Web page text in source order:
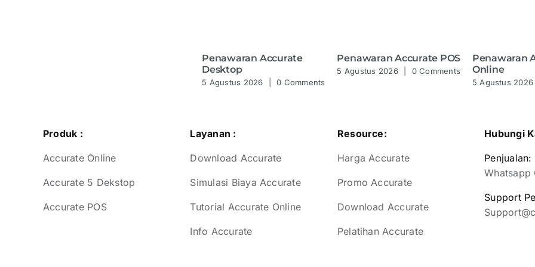
Penawaran Accurate
Desktop
5 Agustus 2026 0 Comments
Penawaran Accurate POS
5 Agustus 2026 0 Comments
Penawaran
Online
5 Agustus 2026
Produk :
Accurate Online
Accurate 5 Dekstop
Accurate POS
Layanan :
Download Accurate
Simulasi Biaya Accurate
Tutorial Accurate Online
Info Accurate
Resource:
Harga Accurate
Promo Accurate
Download Accurate
Pelatihan Accurate
Hubungi
Penjualan:
Support